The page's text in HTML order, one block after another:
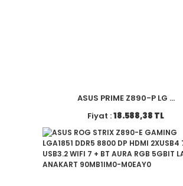
ASUS PRIME Z890-P LG ...
Fiyat :18.588,38 TL